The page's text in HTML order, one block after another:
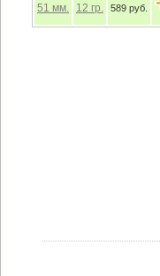
51 мм. 12 гр. 589 руб.